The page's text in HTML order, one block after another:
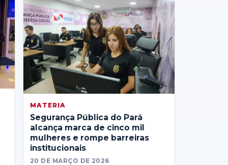
MATERIA
Segurança Pública do Pará
alcança marca de cinco mil
mulheres e rompe barreiras
institucionais
20 DE MARÇO DE 2026